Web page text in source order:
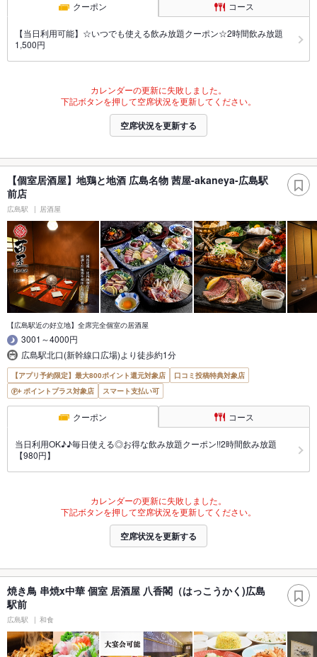
クーポン コース
【当日利用可能】☆いつでも使える飲み放題クーポン☆2時間飲み放題
1,500円
カレンダーの更新に失敗しました。
下記ボタンを押して空席状況を更新してください。
空席状況を更新する
【個室居酒屋】地鶏と地酒 広島名物 茜屋-akaneya-広島駅
前店
広島駅 居酒屋
【広島駅近の好立地】全席完全個室の居酒屋
3001～4000円
広島駅北口(新幹線口広場)より徒歩約1分
【アプリ予約限定】最大800ポイント還元対象店
口コミ投稿特典対象店
ポイントプラス対象店
スマート支払い可
クーポン コース
当日利用OK♪♪毎日使える◎お得な飲み放題クーポン!!2時間飲み放題
【980円】
カレンダーの更新に失敗しました。
下記ボタンを押して空席状況を更新してください。
空席状況を更新する
焼き鳥 串焼x中華 個室 居酒屋 八香閣（はっこうかく)広島
駅前
広島駅 和食